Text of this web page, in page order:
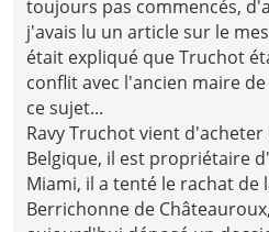
toujours pas commencés,
j'avais lu un article sur le
était expliqué que Truchot
conflit avec l'ancien maire
ce sujet...
Ravy Truchot vient d'acheter
Belgique, il est propriétaire
Miami, il a tenté le rachat de
Berrichonne de